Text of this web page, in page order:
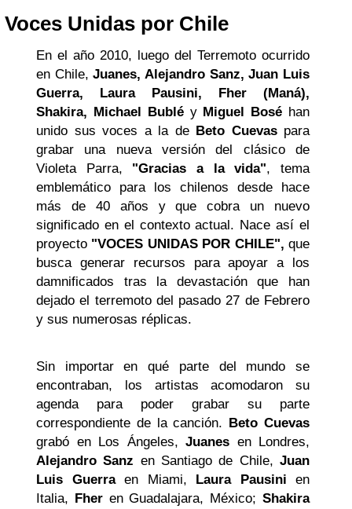
Voces Unidas por Chile
En el año 2010, luego del Terremoto ocurrido
en Chile,Juanes, Alejandro Sanz, Juan Luis
Guerra, Laura Pausini, Fher (Maná),
Shakira, Michael Bublé y Miguel Bosé han
unido sus voces a la de Beto Cuevaspara
grabar una nueva versión del clásico de
Violeta Parra, "Gracias a la vida", tema
emblemático para los chilenos desde hace
más de 40 años y que cobra un nuevo
significado en el contexto actual. Nace así el
proyecto "VOCES UNIDAS POR CHILE", que
busca generar recursos para apoyar a los
damnificados tras la devastación que han
dejado el terremoto del pasado 27 de Febrero
y sus numerosas réplicas.
Sin importar en qué parte del mundo se
encontraban, los artistas acomodaron su
agenda para poder grabar su parte
correspondiente de la canción. Beto Cuevas
grabó en Los Ángeles, Juanes en Londres,
Alejandro Sanz en Santiago de Chile,Juan
Luis Guerraen Miami, Laura Pausini en
Italia, Fheren Guadalajara, México;Shakira